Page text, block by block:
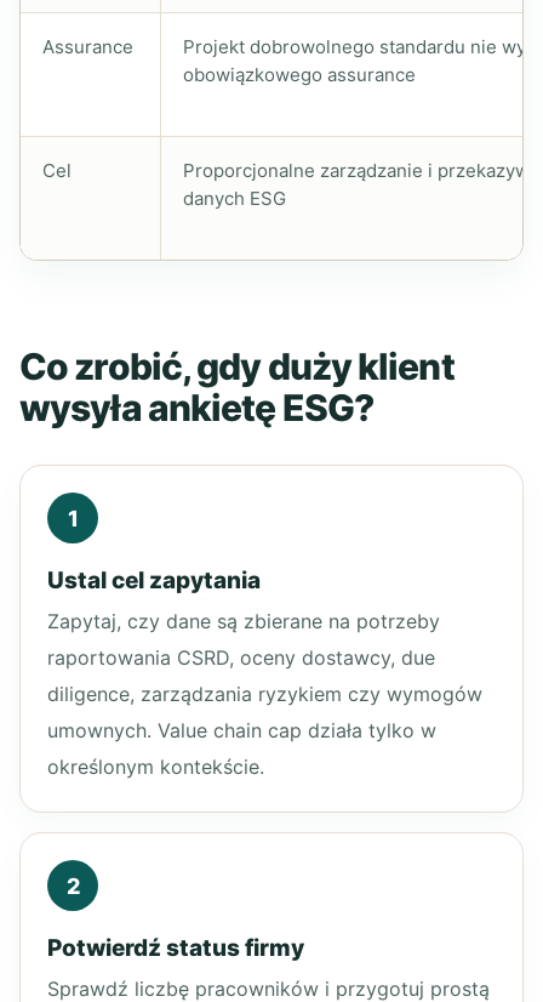
Assurance
Projekt dobrowolnego standardu nie
obowiązkowego assurance
Cel
Proporcjonalne zarządzanie i
danych ESG
Co zrobić, gdy duży klient
wysyła ankietę ESG?
1
Ustal cel zapytania
Zapytaj, czy dane są zbierane na potrzeby
raportowania CSRD, oceny dostawcy, due
diligence, zarządzania ryzykiem czy wymogów
umownych. Value chain cap działa tylko w
określonym kontekście.
2
Potwierdź status firmy
Sprawdź liczbę pracowników i przygotuj prostą